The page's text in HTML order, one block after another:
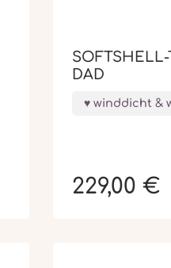
DAD
winddicht &
229,00 €